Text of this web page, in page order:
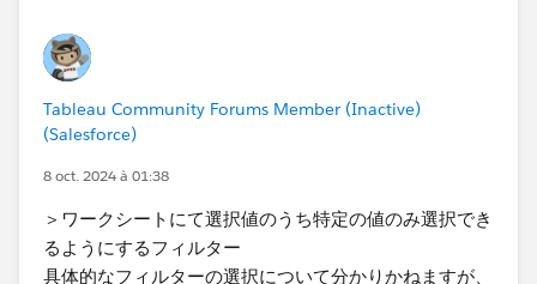
Tableau Community Forums Member (Inactive)
(Salesforce)
8 oct. 2024 à 01:38
＞ワークシートにて選択値のうち特定の値のみ選択でき
るようにするフィルター
具体的なフィルターの選択について分かりかねますが、